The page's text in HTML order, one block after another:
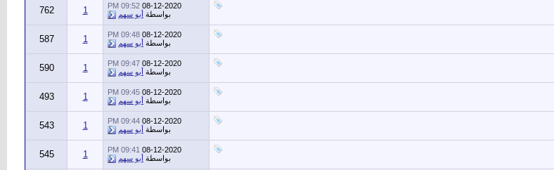
08-12-2020
09:52 PM
بواسطة أبو سهم 1
762
08-12-2020
09:48 PM
بواسطة أبو سهم 1
587
08-12-2020
09:47 PM
بواسطة أبو سهم 1
590
08-12-2020
09:45 PM
بواسطة أبو سهم 1
493
08-12-2020
09:44 PM
بواسطة أبو سهم 1
543
08-12-2020
09:41 PM
بواسطة أبو سهم 1
545